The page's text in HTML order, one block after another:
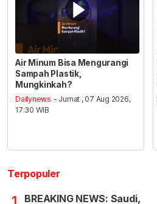
Air Minum Bisa Mengurangi
Sampah Plastik,
Mungkinkah?
Dailynews - Jumat , 07 Aug 2026,
17:30 WIB
Terpopuler
BREAKING NEWS: Saudi,